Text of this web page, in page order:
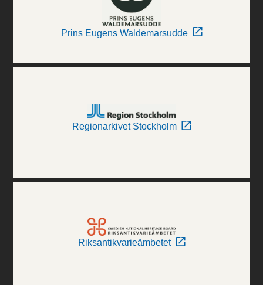
Prins Eugens Waldemarsudde
Regionarkivet Stockholm
Riksantikvarieämbetet